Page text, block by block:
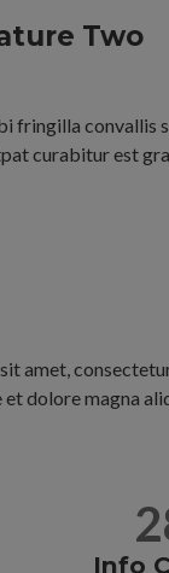
Two
fringilla convallis
curabitur est
amet,
dolore magna
Info